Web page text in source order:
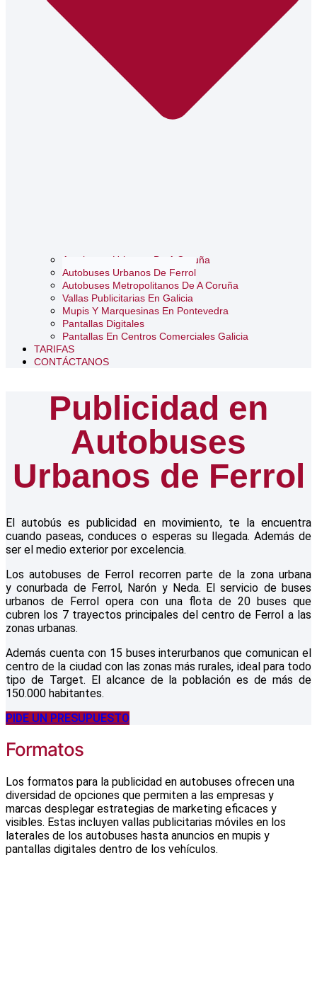
Autobuses Urbanos De A Coruña
Autobuses Urbanos De Ferrol
Autobuses Metropolitanos De A Coruña
Vallas Publicitarias En Galicia
Mupis Y Marquesinas En Pontevedra
Pantallas Digitales
Pantallas En Centros Comerciales Galicia
TARIFAS
CONTÁCTANOS
Publicidad en
Autobuses
Urbanos de Ferrol
El autobús es publicidad en movimiento, te la encuentra
cuando paseas, conduces o esperas su llegada. Además de
ser el medio exterior por excelencia.
Los autobuses de Ferrol recorren parte de la zona urbana
y conurbada de Ferrol, Narón y Neda. El servicio de buses
urbanos de Ferrol opera con una flota de 20 buses que
cubren los 7 trayectos principales del centro de Ferrol a las
zonas urbanas.
Además cuenta con 15 buses interurbanos que comunican el
centro de la ciudad con las zonas más rurales, ideal para todo
tipo de Target. El alcance de la población es de más de
150.000 habitantes.
PIDE UN PRESUPUESTO
Formatos
Los formatos para la publicidad en autobuses ofrecen una
diversidad de opciones que permiten a las empresas y
marcas desplegar estrategias de marketing eficaces y
visibles. Estas incluyen vallas publicitarias móviles en los
laterales de los autobuses hasta anuncios en mupis y
pantallas digitales dentro de los vehículos.